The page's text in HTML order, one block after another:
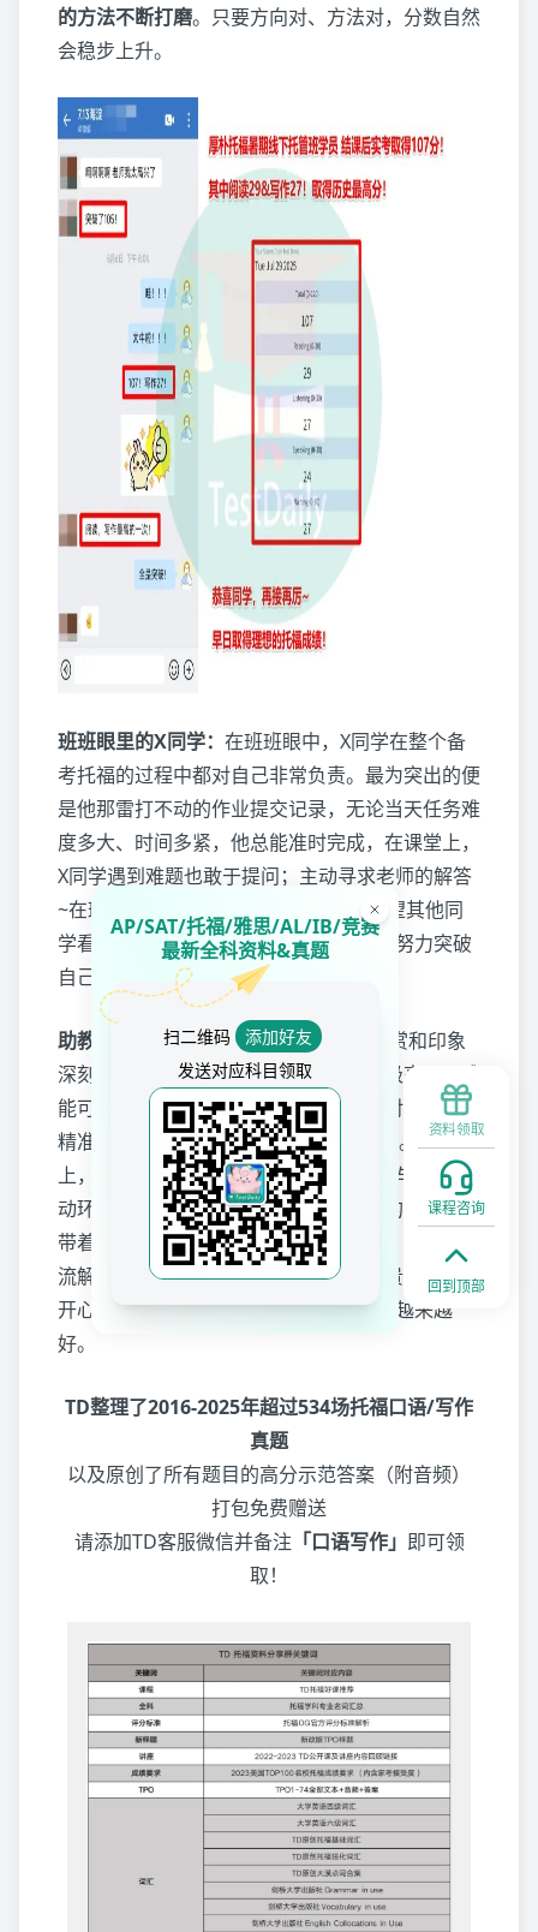
的方法不断打磨。只要方向对、方法对，分数自然
会稳步上升。
班班眼里的X同学： 在班班眼中，X同学在整个备
考托福的过程中都对自己非常负责。最为突出的便
是他那雷打不动的作业提交记录，无论当天任务难
度多大、时间多紧，他总能准时完成，在课堂上，
X同学遇到难题也敢于提问；主动寻求老师的解答
~在班班的眼里X同学的进步是必然，希望其他同
学看到这篇文章也能吸取X同学的经验，努力突破
自己，拿到理想的托福分数~
助教眼里的X同学：X同学是令我格外欣赏和印象
深刻的一位同学，她的作业不仅完成度极高，更难
能可贵的是每次都体现出深度的思考和对知识点的
精准把握，展现出远超“完成任务”的追求。课堂
上，X同学是最活跃的声音之一，积极参与每个互
动环节，抓住每次练习机会。更触动我的是她常常
带着问题来找我探讨，不仅局限于题目，更乐于交
流解题策略、时间管理和备考心态等宝贵经验。很
开心听到X同学在是实考中的进步，祝她越来越
好。
TD整理了2016-2025年超过534场托福口语/写作
真题
以及原创了所有题目的高分示范答案（附音频）
打包免费赠送
请添加TD客服微信并备注 「口语写作」 即可领
取！
资料领取
课程咨询
回到顶部
AP/SAT/托福/雅思/AL/IB/竞赛
最新全科资料&真题
扫二维码
添加好友
发送对应科目领取